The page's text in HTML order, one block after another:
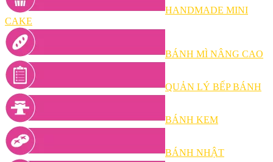
HANDMADE MINI
CAKE
BÁNH MÌ NÂNG CAO
QUẢN LÝ BẾP BÁNH
BÁNH KEM
BÁNH NHẬT